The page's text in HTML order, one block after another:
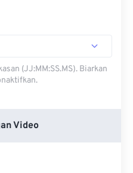
(JJ:MM:SS.MS). Biarkan
Video